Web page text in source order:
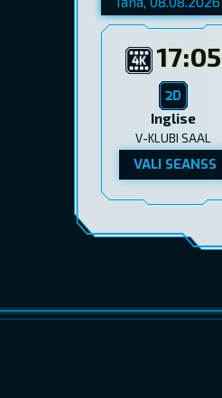
17:05
Inglise
V-KLUBI SAAL
VALI SEANSS